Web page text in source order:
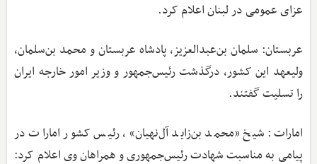
عزای عمومی در لبنان اعلام کرد.
عربستان: سلمان بن‌عبدالعزیز، پادشاه عربستان و محمد بن‌سلمان،
ولیعهد این کشور، درگذشت رئیس‌جمهور و وزیر امور خارجه ایران
را تسلیت گفتند.
امارات: شیخ «محمد بن‌زاید آل‌نهیان»، رئیس کشور امارات در
پیامی به مناسبت شهادت رئیس‌جمهوری و همراهان وی اعلام کرد: